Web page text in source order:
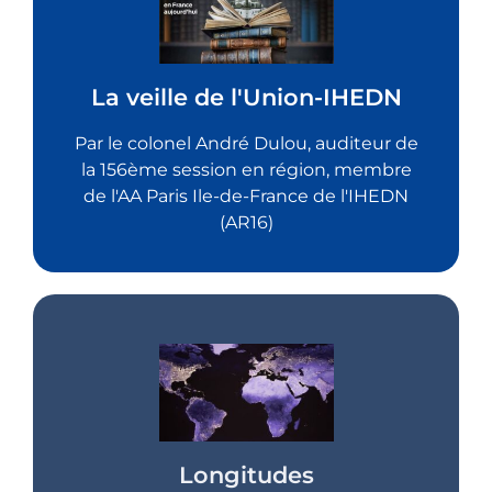
La veille de l'Union-IHEDN
Par le colonel André Dulou, auditeur de
la 156ème session en région, membre
de l'AA Paris Ile-de-France de l'IHEDN
(AR16)
La veille de l'Union-IHEDN
Cliquez sur le bouton ci-dessous
Longitudes